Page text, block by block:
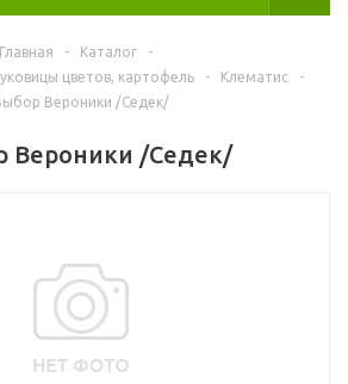
Главная - Каталог
-
цветов, картофель
- Клематис
-
Вероники /Седек/
Вероники /Седек/